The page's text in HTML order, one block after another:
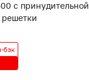
с принудительной
решетки
бэк